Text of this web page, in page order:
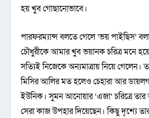
হয় খুব গোছানোভাবে।
পারফরম্যান্স বলতে গেলে ‘ভয় পাইছিস’
চৌধুরীকে আমার খুব ভয়ানক চরিত্র মনে
সত্যিই নিজেকে অন্যমাত্রায় নিয়ে গেলেন।
মিসির আলির মত হলেও চেহারা আর ডায়লগ
ইউনিক। সুমন আনোয়ার ‘এজা’ চরিত্রে
সেরা কাজ উপহার দিয়েছেন। কিছু দৃশ্যে